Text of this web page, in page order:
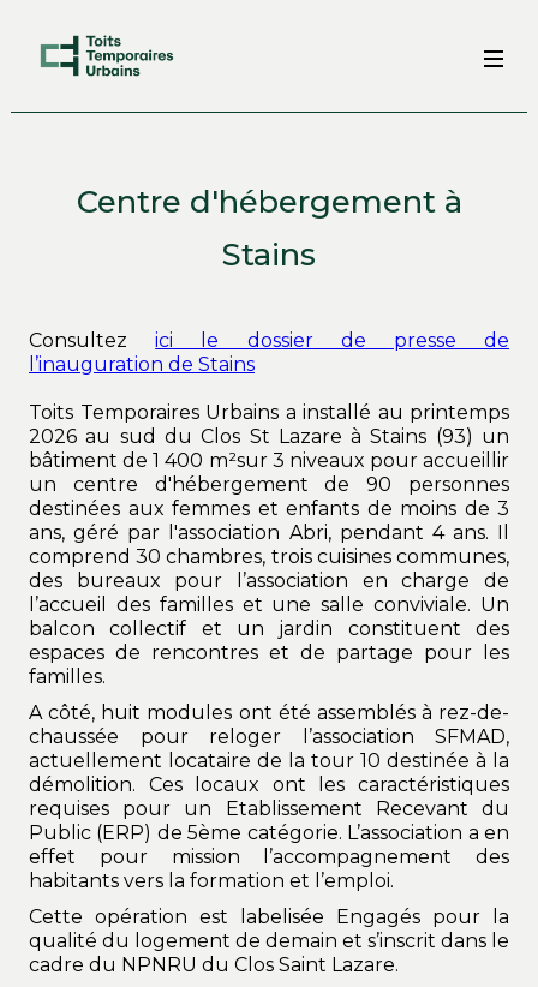
Centre d'hébergement à
Stains
Consultezici le dossier de presse de
l’inauguration de Stains
Toits Temporaires Urbains a installé au printemps
2026 au sud du Clos St Lazare à Stains (93) un
bâtiment de 1 400 m²sur 3 niveaux pour accueillir
un centre d'hébergement de 90 personnes
destinées aux femmes et enfants de moins de 3
ans, géré par l'association Abri, pendant 4 ans. Il
comprend 30 chambres, trois cuisines communes,
des bureaux pour l’association en charge de
l’accueil des familles et une salle conviviale. Un
balcon collectif et un jardin constituent des
espaces de rencontres et de partage pour les
familles.
A côté, huit modules ont été assemblés à rez-de-
chaussée pour reloger l’association SFMAD,
actuellement locataire de la tour 10 destinée à la
démolition. Ces locaux ont les caractéristiques
requises pour un Etablissement Recevant du
Public (ERP) de 5ème catégorie. L’association a en
effet pour mission l’accompagnement des
habitants vers la formation et l’emploi.
Cette opération est labelisée Engagés pour la
qualité du logement de demain et s’inscrit dans le
cadre du NPNRU du Clos Saint Lazare.